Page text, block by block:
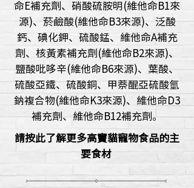
命E補充劑、硝酸硫胺明(維他命B1來
源)、菸鹼酸(維他命B3來源)、泛酸
鈣、碘化鉀、硫酸錳、維他命A補充
劑、核黃素補充劑(維他命B2來源)、
鹽酸吡哆辛(維他命B6來源)、葉酸、
硫酸亞鐵、硫酸銅、甲萘醌亞硫酸氫
鈉複合物(維他命K3來源)、維他命D3
補充劑、維他命B12補充劑。
請按此了解更多高竇貓寵物食品的主
要食材